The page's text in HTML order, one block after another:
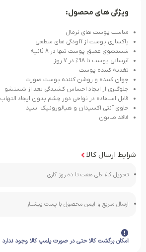
ویژگی های محصول:
مناسب پوست های نرمال
پاکسازی پوست از آلودگی های سطحی
شستشوی عمیق پوست تنها در 8 ثانیه
آبرسانی پوست تا 98% در 7 روز
تغذیه کننده پوست
جوان کننده و روشن کننده پوست صورت
جلوگیری از ایجاد احساس کشیدگی بعد از شستشو
قابل استفاده در نواحی دور چشم بدون ایجاد التهاب
حاوی آنتی اکسیدان و هیالورونیک اسید
فاقد صابون
شرایط ارسال کالا
تحویل کالا طی هفت تا ده روز کاری
ارسال سریع و ایمن محصول با پست پیشتاز
امکان برگشت کالا حتی در صورت پلمپ کالا وجود ندارد